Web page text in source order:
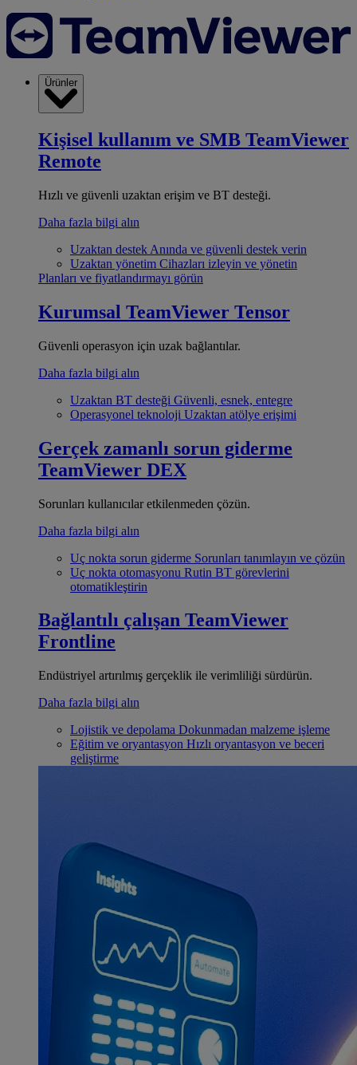
Ürünler
Kişisel kullanım ve SMB TeamViewer
Remote
Hızlı ve güvenli uzaktan erişim ve BT desteği.
Daha fazla bilgi alın
Uzaktan destek Anında ve güvenli destek verin
Uzaktan yönetim Cihazları izleyin ve yönetin
Planları ve fiyatlandırmayı görün
Kurumsal TeamViewer Tensor
Güvenli operasyon için uzak bağlantılar.
Daha fazla bilgi alın
Uzaktan BT desteği Güvenli, esnek, entegre
Operasyonel teknoloji Uzaktan atölye erişimi
Gerçek zamanlı sorun giderme
TeamViewer DEX
Sorunları kullanıcılar etkilenmeden çözün.
Daha fazla bilgi alın
Uç nokta sorun giderme Sorunları tanımlayın ve çözün
Uç nokta otomasyonu Rutin BT görevlerini
otomatikleştirin
Bağlantılı çalışan TeamViewer
Frontline
Endüstriyel artırılmış gerçeklik ile verimliliği sürdürün.
Daha fazla bilgi alın
Lojistik ve depolama Dokunmadan malzeme işleme
Eğitim ve oryantasyon Hızlı oryantasyon ve beceri
geliştirme